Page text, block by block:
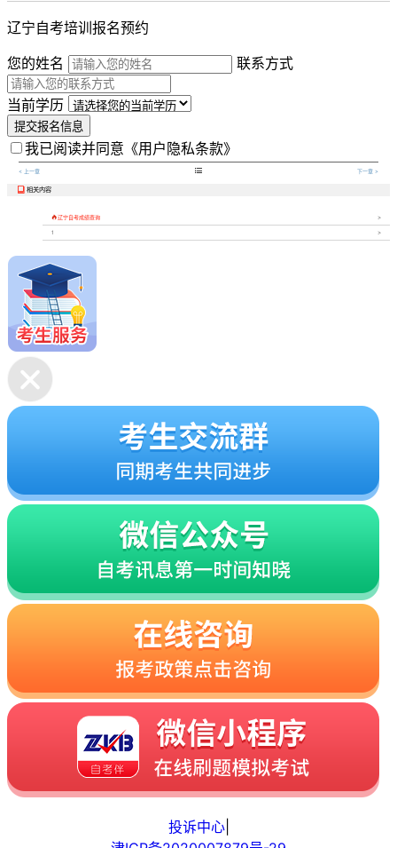
辽宁自考培训报名预约
您的姓名
联系方式
当前学历
提交报名信息
我已阅读并同意 《用户隐私条款》
< 上一章  下一章 >
 相关内容
辽宁自考成绩查询
1
投诉中心|